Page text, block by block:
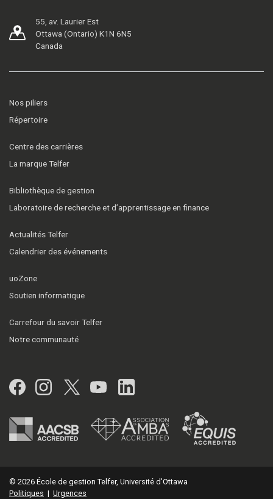
55, av. Laurier Est
Ottawa (Ontario) K1N 6N5
Canada
Nos piliers
Répertoire
Centre des carrières
La marque Telfer
Bibliothèque de gestion
Laboratoire de recherche et d’apprentissage en finance
Actualités Telfer
Calendrier des événements
uoZone
Soutien informatique
Carrefour du savoir Telfer
Notre communauté
Facebook
Instagram
Twitter
YouTubeLinkedIn
© 2026 École de gestion Telfer, Université d'Ottawa
Politiques | Urgences